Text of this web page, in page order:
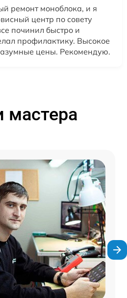
ремонт моноблока, и я
центр по совету
починил быстро и
профилактику. Высокое
цены. Рекомендую.